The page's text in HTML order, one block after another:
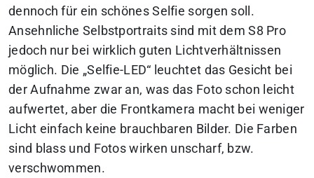
dennoch für ein schönes Selfie sorgen soll.
Ansehnliche Selbstportraits sind mit dem S8 Pro
jedoch nur bei wirklich guten Lichtverhältnissen
möglich. Die „Selfie-LED“ leuchtet das Gesicht bei
der Aufnahme zwar an, was das Foto schon leicht
aufwertet, aber die Frontkamera macht bei weniger
Licht einfach keine brauchbaren Bilder. Die Farben
sind blass und Fotos wirken unscharf, bzw.
verschwommen.